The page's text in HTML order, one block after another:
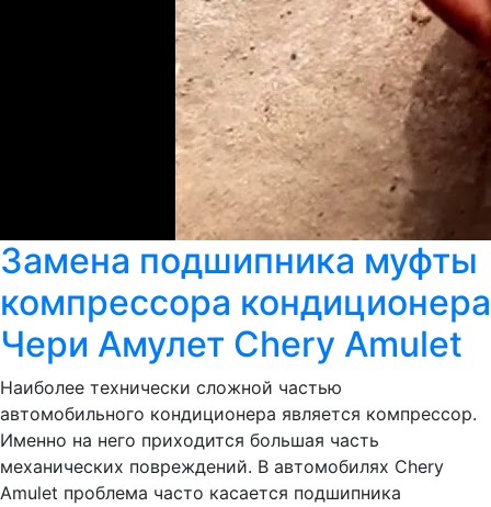
Замена подшипника муфты
компрессора кондиционера
Чери Амулет Chery Amulet
Наиболее технически сложной частью
автомобильного кондиционера является компрессор.
Именно на него приходится большая часть
механических повреждений. В автомобилях Chery
Amulet проблема часто касается подшипника